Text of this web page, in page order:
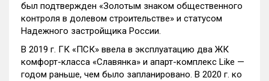
был подтвержден «Золотым знаком общественного
контроля в долевом строительстве» и статусом
Надежного застройщика России.
В 2019 г. ГК «ПСК» ввела в эксплуатацию два ЖК
комфорт-класса «Славянка» и апарт-комплекс Like —
годом раньше, чем было запланировано. В 2020 г. ко